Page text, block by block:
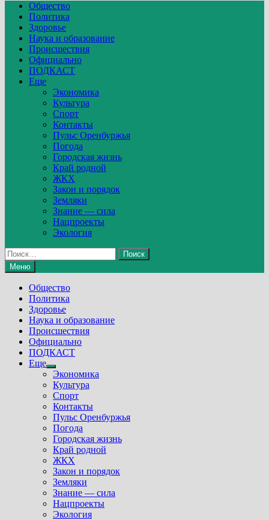
Общество
Политика
Здоровье
Наука и образование
Происшествия
Официально
ПОДКАСТ
Еще
Экономика
Культура
Спорт
Контакты
Пульс Оренбуржья
Погода
Городская жизнь
Край родной
ЖКХ
Закон и порядок
Земляки
Знание — сила
Нацпроекты
Экология
Найти:
Меню
Общество
Политика
Здоровье
Наука и образование
Происшествия
Официально
ПОДКАСТ
Еще
Show
sub
menu
Экономика
Культура
Спорт
Контакты
Пульс Оренбуржья
Погода
Городская жизнь
Край родной
ЖКХ
Закон и порядок
Земляки
Знание — сила
Нацпроекты
Экология